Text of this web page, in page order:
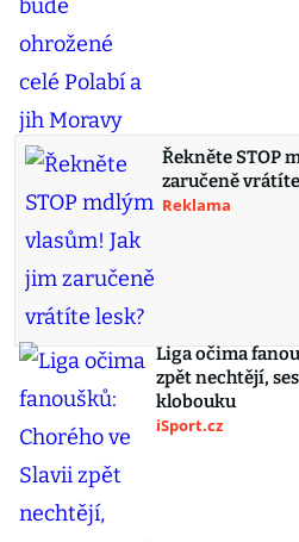
Řekněte STOP
zaručeně
Reklama
Liga očima
zpět nechtějí,
klobouku
iSport.cz